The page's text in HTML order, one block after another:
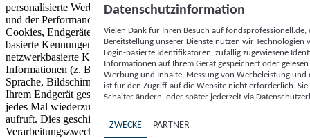
personalisierte Werbung und Inhalte, Messung von Werbeleistung
und der Performance von Inhalten sowie Zielgruppenforschung.
Cookies, Endgeräte- oder ähnliche Online-Kennungen (z. B. login-
basierte Kennungen, zufällig generierte Kennungen,
netzwerkbasierte Kennungen) können zusammen mit anderen
Informationen (z. B. Browsertyp und Browserinformationen,
Sprache, Bildschirmgröße, unterstützte Technologien usw.) auf
Ihrem Endgerät gespeichert oder von dort ausgelesen werden, um es
jedes Mal wiederzuerkennen, wenn es eine App oder einer Webseite
aufruft. Dies geschieht für einen oder mehrere der hier aufgeführten
Verarbeitungszwecke.
Datenschutzinformation
Vielen Dank für Ihren Besuch auf
Bereitstellung unserer Dienste nutzen wir Technologien
Login-basierte Identifikatoren, zufällig zugewiesene
Informationen auf Ihrem Gerät gespeichert oder
Werbung und Inhalte, Messung von Werbeleistung
ist für den Zugriff auf die Website nicht erforderlich.
Schalter ändern, oder später jederzeit via
ZWECKE PARTNER